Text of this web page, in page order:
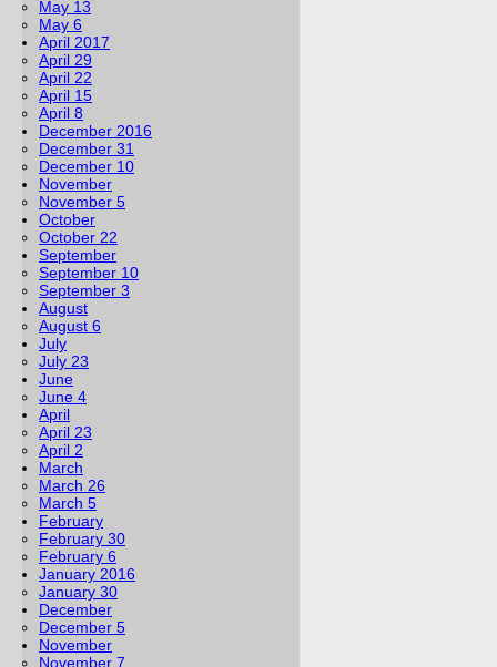
May 13
May 6
April 2017
April 29
April 22
April 15
April 8
December 2016
December 31
December 10
November
November 5
October
October 22
September
September 10
September 3
August
August 6
July
July 23
June
June 4
April
April 23
April 2
March
March 26
March 5
February
February 30
February 6
January 2016
January 30
December
December 5
November
November 7